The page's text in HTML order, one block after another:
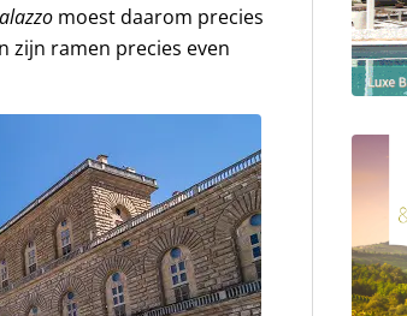
moest daarom precies
zijn ramen precies even